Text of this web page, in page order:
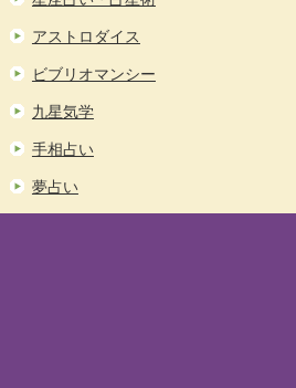
アストロダイス
ビブリオマンシー
九星気学
手相占い
夢占い